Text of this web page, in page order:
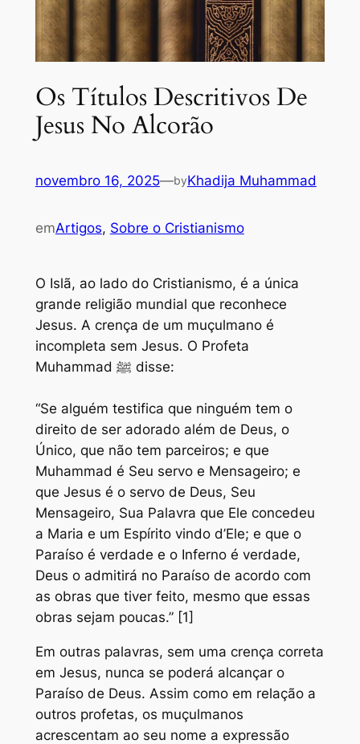
Os Títulos Descritivos De
Jesus No Alcorão
novembro 16, 2025—byKhadija Muhammad
emArtigos, Sobre o Cristianismo
O Islã, ao lado do Cristianismo, é a única
grande religião mundial que reconhece
Jesus. A crença de um muçulmano é
incompleta sem Jesus. O Profeta
Muhammad ﷺ disse:
“Se alguém testifica que ninguém tem o
direito de ser adorado além de Deus, o
Único, que não tem parceiros; e que
Muhammad é Seu servo e Mensageiro; e
que Jesus é o servo de Deus, Seu
Mensageiro, Sua Palavra que Ele concedeu
a Maria e um Espírito vindo d’Ele; e que o
Paraíso é verdade e o Inferno é verdade,
Deus o admitirá no Paraíso de acordo com
as obras que tiver feito, mesmo que essas
obras sejam poucas.” [1]
Em outras palavras, sem uma crença correta
em Jesus, nunca se poderá alcançar o
Paraíso de Deus. Assim como em relação a
outros profetas, os muçulmanos
acrescentam ao seu nome a expressão